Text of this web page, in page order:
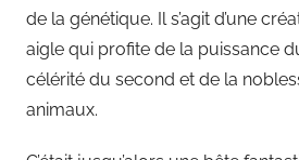
de la génétique. Il s’agit d’une
aigle qui profite de la puissance
célérité du second et de la
animaux.